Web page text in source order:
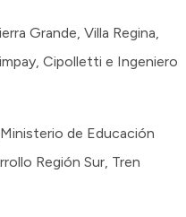
Grande, Villa Regina,
Cipolletti e Ingeniero
de Educación
Región Sur, Tren